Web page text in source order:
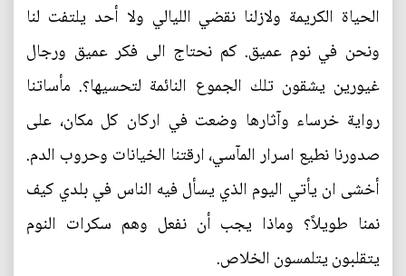
الحياة الكريمة ولازلنا نقضي الليالي ولا أحد يلتفت لنا
ونحن في نوم عميق. كم نحتاج الى فكر عميق ورجال
غيورين يشقون تلك الجموع النائمة لتحسيها؟. مأساتنا
رواية خرساء وآثارها وضعت في اركان كل مكان، على
صدورنا نطيع اسرار المآسي، ارقتنا الخيانات وحروب الدم.
أخشى ان يأتي اليوم الذي يسأل فيه الناس في بلدي كيف
نمنا طويلاً؟ وماذا يجب أن نفعل وهم سكرات النوم
يتقلبون يتلمسون الخلاص.